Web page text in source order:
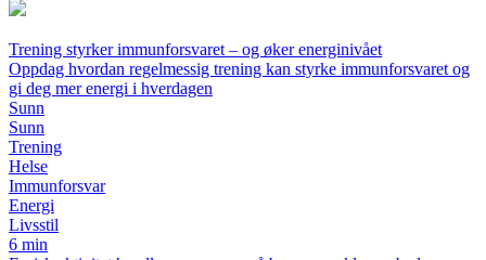
Trening styrker immunforsvaret – og øker energinivået
Oppdag hvordan regelmessig trening kan styrke immunforsvaret og
gi deg mer energi i hverdagen
Sunn
Sunn
Trening
Helse
Immunforsvar
Energi
Livsstil
6 min